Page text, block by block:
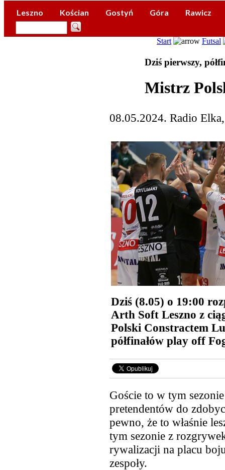
Leszno Kościan Gostyń Góra Rawicz
Start Futsal
Dziś pierwszy,
Mistrz
08.05.2024. Radio
Dziś (8.05) o 19:00
Arth Soft Leszno z
Polski Constractem
półfinałów play off
Goście to w tym
pretendentów do
pewno, że to właśnie
tym sezonie z
rywalizacji na placu
zespoły.